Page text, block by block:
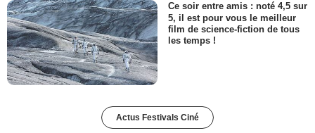
Ce soir entre amis : noté 4,5 sur
5, il est pour vous le meilleur
film de science-fiction de tous
les temps !
Actus Festivals Ciné